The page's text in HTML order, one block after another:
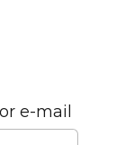
e-mail